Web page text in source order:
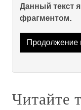
Данный текст
фрагментом.
Продолжение
Читайте